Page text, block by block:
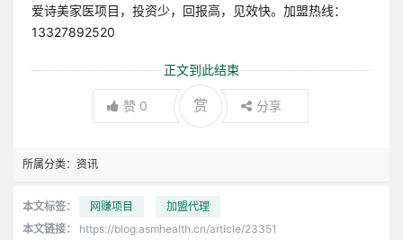
爱诗美家医项目，投资少，回报高，见效快。加盟热线：
13327892520
正文到此结束
赞 0 赏 分享
所属分类： 资讯
本文标签： 网赚项目
加盟代理
本文链接：
https://blog.asmhealth.cn/article/23351